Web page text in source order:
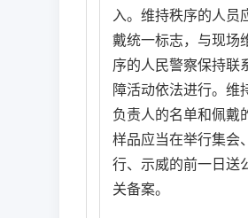
入。维持秩序的人员
戴统一标志，与现场
序的人民警察保持联
障活动依法进行。维
负责人的名单和佩戴
样品应当在举行集会
行、示威的前一日送
关备案。